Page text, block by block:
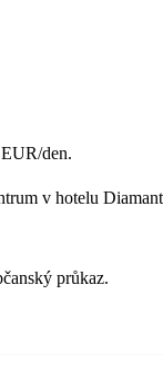
den.
v hotelu Diamant
průkaz.